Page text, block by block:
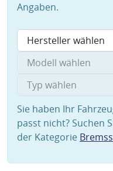
Angaben.
Sie haben Ihr
passt nicht? Suchen
der Kategorie